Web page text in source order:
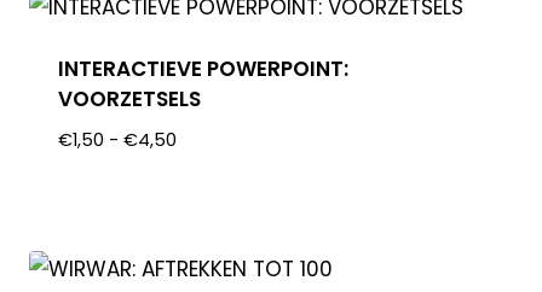
INTERACTIEVE POWERPOINT:
VOORZETSELS
€1,50 - €4,50